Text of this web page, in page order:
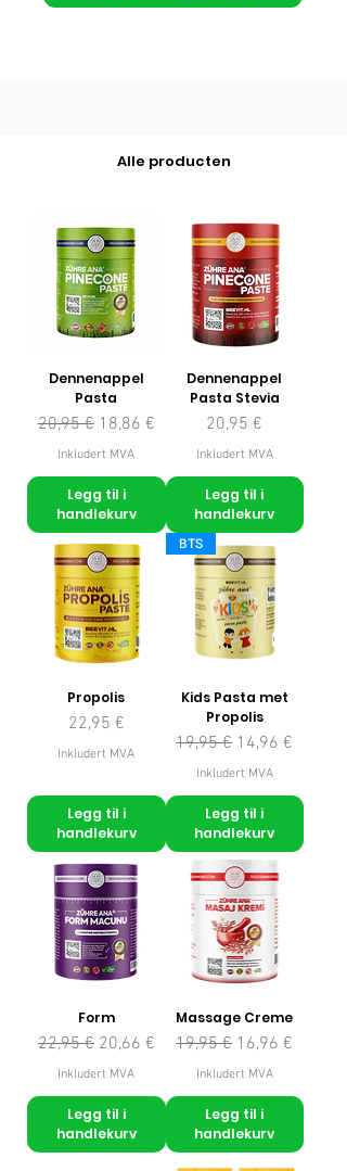
Alle producten
Dennenappel
Pasta
Vanlig pris
20,95 € Salgspris
18,86 €
Inkludert MVA
Legg til i
handlekurv
Dennenappel
Pasta Stevia
Pris
20,95 €
Inkludert MVA
Legg til i
handlekurv
Propolis
Pris
22,95 €
Inkludert MVA
Legg til i
handlekurv
BTS
Kids Pasta met
Propolis
Vanlig pris
19,95 € Salgspris
14,96 €
Inkludert MVA
Legg til i
handlekurv
Form
Vanlig pris
22,95 € Salgspris
20,66 €
Inkludert MVA
Legg til i
handlekurv
Massage Creme
Vanlig pris
19,95 € Salgspris
16,96 €
Inkludert MVA
Legg til i
handlekurv